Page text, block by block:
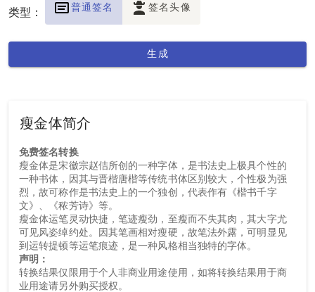
类型： 普通签名 签名头像
生成
瘦金体简介
免费签名转换
瘦金体是宋徽宗赵佶所创的一种字体，是书法史上极具个性的
一种书体，因其与晋楷唐楷等传统书体区别较大，个性极为强
烈，故可称作是书法史上的一个独创，代表作有《楷书千字
文》、《秾芳诗》等。
瘦金体运笔灵动快捷，笔迹瘦劲，至瘦而不失其肉，其大字尤
可见风姿绰约处。因其笔画相对瘦硬，故笔法外露，可明显见
到运转提顿等运笔痕迹，是一种风格相当独特的字体。
声明：
转换结果仅限用于个人非商业用途使用，如将转换结果用于商
业用途请另外购买授权。